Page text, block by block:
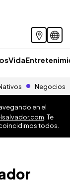
Vida
Negocios
en el
. Te
todos.